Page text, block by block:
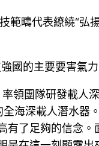
範疇代表繚繞“
國的主要要害氣力
領團隊研發載人
海深載人潛水器
有了足夠的信念